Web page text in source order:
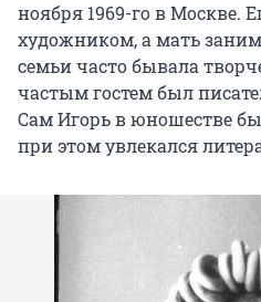
ноября 1969-го в Москве.
художником, а мать
семьи часто бывала
частым гостем был
Сам Игорь в юношестве
при этом увлекался